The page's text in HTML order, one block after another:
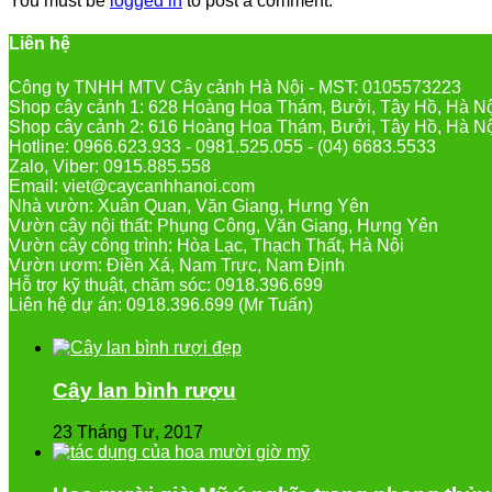
Liên hệ
Công ty TNHH MTV Cây cảnh Hà Nội - MST: 0105573223
Shop cây cảnh 1: 628 Hoàng Hoa Thám, Bưởi, Tây Hồ, Hà
Shop cây cảnh 2: 616 Hoàng Hoa Thám, Bưởi, Tây Hồ, Hà
Hotline: 0966.623.933 - 0981.525.055 - (04) 6683.5533
Zalo, Viber: 0915.885.558
Email: viet@caycanhhanoi.com
Nhà vườn: Xuân Quan, Văn Giang, Hưng Yên
Vườn cây nội thất: Phụng Công, Văn Giang, Hưng Yên
Vườn cây công trình: Hòa Lạc, Thạch Thất, Hà Nội
Vườn ươm: Điền Xá, Nam Trực, Nam Định
Hỗ trợ kỹ thuật, chăm sóc: 0918.396.699
Liên hệ dự án: 0918.396.699 (Mr Tuấn)
Cây lan bình rượu
23 Tháng Tư, 2017